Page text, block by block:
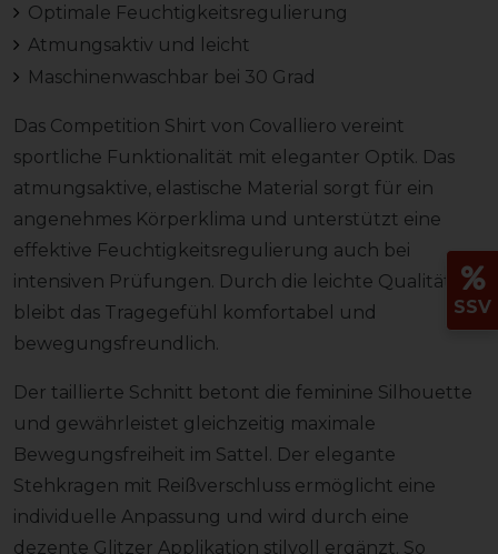
Optimale Feuchtigkeitsregulierung
Atmungsaktiv und leicht
Maschinenwaschbar bei 30 Grad
Das Competition Shirt von Covalliero vereint
sportliche Funktionalität mit eleganter Optik. Das
atmungsaktive, elastische Material sorgt für ein
angenehmes Körperklima und unterstützt eine
effektive Feuchtigkeitsregulierung auch bei
intensiven Prüfungen. Durch die leichte Qualität
bleibt das Tragegefühl komfortabel und
bewegungsfreundlich.
Der taillierte Schnitt betont die feminine Silhouette
und gewährleistet gleichzeitig maximale
Bewegungsfreiheit im Sattel. Der elegante
Stehkragen mit Reißverschluss ermöglicht eine
individuelle Anpassung und wird durch eine
dezente Glitzer Applikation stilvoll ergänzt. So
SSV